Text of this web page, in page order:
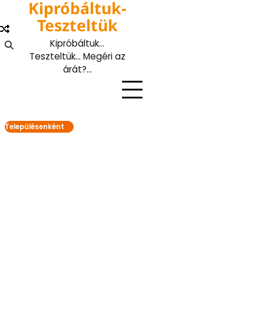
content
Kipróbáltuk-
Teszteltük
Kipróbáltuk…
Teszteltük… Megéri az
árát?…
Településenként